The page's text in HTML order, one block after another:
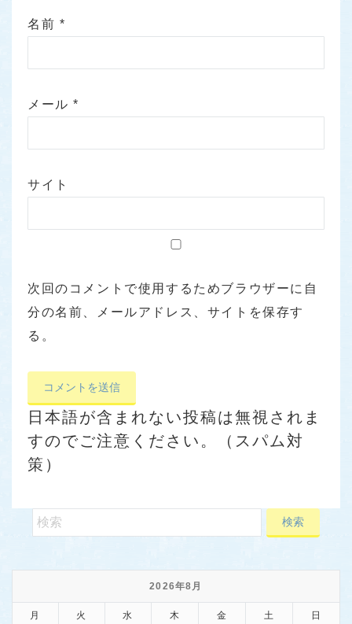
名前 *
メール*
サイト
次回のコメントで使用するためブラウザーに自
分の名前、メールアドレス、サイトを保存す
る。
日本語が含まれない投稿は無視されま
すのでご注意ください。（スパム対
策）
2026年8月
月 火 水 木 金 土 日